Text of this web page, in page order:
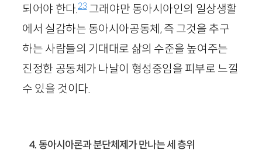
되어야 한다.23그래야만 동아시아인의 일상생활
에서 실감하는 동아시아공동체, 즉 그것을 추구
하는 사람들의 기대대로 삶의 수준을 높여주는
진정한 공동체가 나날이 형성중임을 피부로 느낄
수 있을 것이다.
4. 동아시아론과 분단체제가 만나는 세 층위